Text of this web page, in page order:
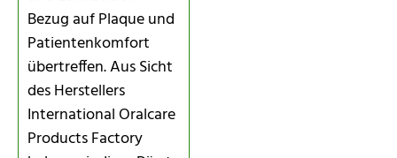
Bezug auf Plaque und
Patientenkomfort
übertreffen. Aus Sicht
des Herstellers
International Oralcare
Products Factory